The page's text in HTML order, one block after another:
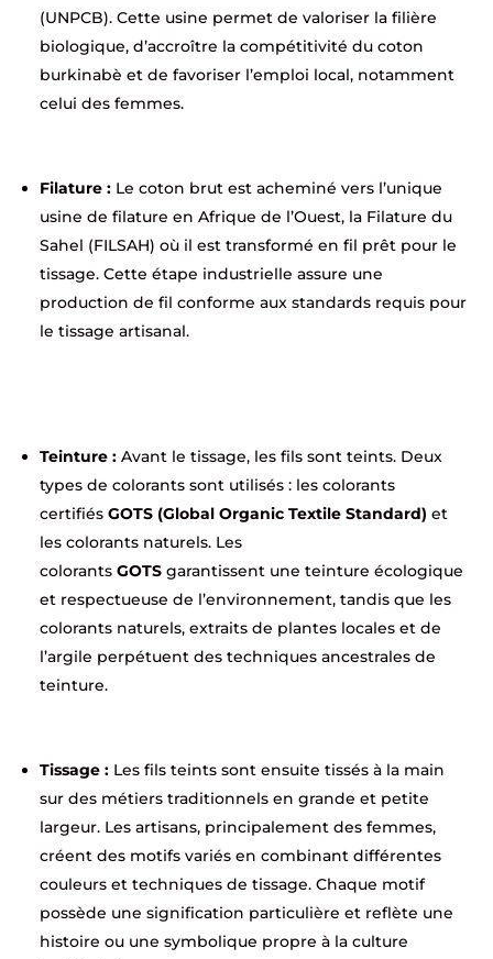
(UNPCB). Cette usine permet de valoriser la filière
biologique, d’accroître la compétitivité du coton
burkinabè et de favoriser l’emploi local, notamment
celui des femmes.
Filature : Le coton brut est acheminé vers l’unique
usine de filature en Afrique de l’Ouest, la Filature du
Sahel (FILSAH) où il est transformé en fil prêt pour le
tissage. Cette étape industrielle assure une
production de fil conforme aux standards requis pour
le tissage artisanal.
Teinture : Avant le tissage, les fils sont teints. Deux
types de colorants sont utilisés : les colorants
certifiésGOTS (Global Organic Textile Standard) et
les colorants naturels. Les
colorantsGOTS garantissent une teinture écologique
et respectueuse de l’environnement, tandis que les
colorants naturels, extraits de plantes locales et de
l’argile perpétuent des techniques ancestrales de
teinture.
Tissage : Les fils teints sont ensuite tissés à la main
sur des métiers traditionnels en grande et petite
largeur. Les artisans, principalement des femmes,
créent des motifs variés en combinant différentes
couleurs et techniques de tissage. Chaque motif
possède une signification particulière et reflète une
histoire ou une symbolique propre à la culture